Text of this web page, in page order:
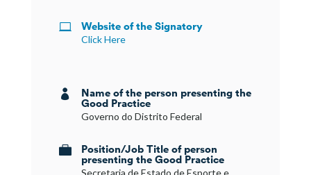
 Website of the Signatory
Click Here
 Name of the person presenting the
Good Practice
Governo do Distrito Federal
 Position/Job Title of person
presenting the Good Practice
Secretaria de Estado de Esporte e